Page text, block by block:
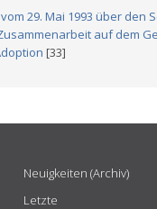
29. Mai 1993 über den
auf dem
[33]
Neuigkeiten (Archiv)
Letzte